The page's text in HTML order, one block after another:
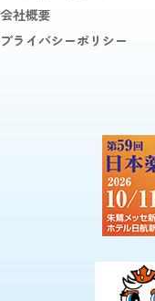
会社概要
プライバシーポリシー